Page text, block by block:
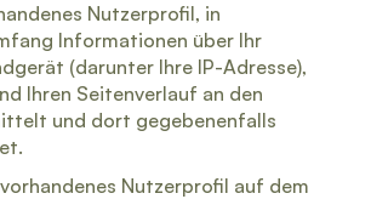
Nutzerprofil, in
Informationen über Ihr
(darunter Ihre IP-Adresse),
Ihren Seitenverlauf an den
und dort gegebenenfalls
Nutzerprofil auf dem